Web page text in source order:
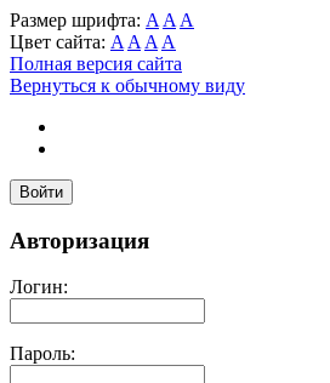
Размер шрифта: A A A
Цвет сайта: A A A A
Полная версия сайта
Вернуться к обычному виду
Войти
Авторизация
Логин:
Пароль: